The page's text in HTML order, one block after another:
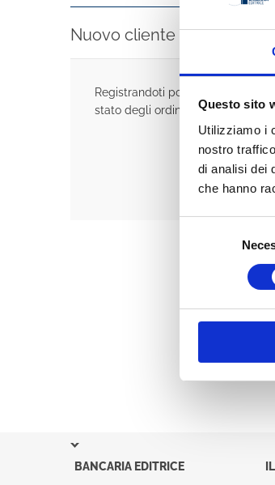
Questo sito
Utilizziamo i
nostro
di analisi dei
che hanno
Nuovo cliente
Registrandoti potrai acquistare
stato degli ordini e rivedere la
BANCARIA EDITRICE